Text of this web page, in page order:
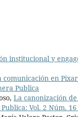
institucional y
comunicación en
Publica
La canonización
Vol. 2 Núm.